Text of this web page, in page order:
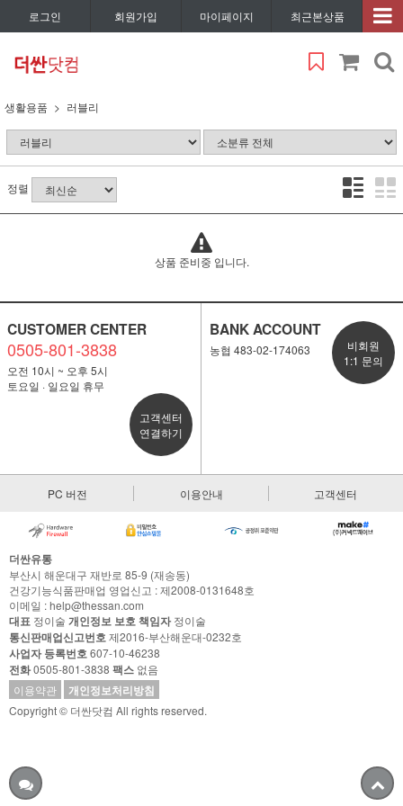
로그인 회원가입 마이페이지 최근본상품
생활용품 러블리
정렬
상품 준비중 입니다.
CUSTOMER CENTER
0505-801-3838
오전 10시 ~ 오후 5시
토요일 · 일요일 휴무
고객센터
연결하기
BANK ACCOUNT
농협 483-02-174063
비회원
1:1 문의
PC 버전 이용안내 고객센터
더싼유통
부산시 해운대구 재반로 85-9 (재송동)
건강기능식품판매업 영업신고 : 제2008-0131648호
이메일 : help@thessan.com
대표 정이술 개인정보 보호 책임자정이술
통신판매업신고번호제2016-부산해운대-0232호
사업자 등록번호607-10-46238
전화0505-801-3838 팩스 없음
이용약관
개인정보처리방침
Copyright © 더싼닷컴 All rights reserved.